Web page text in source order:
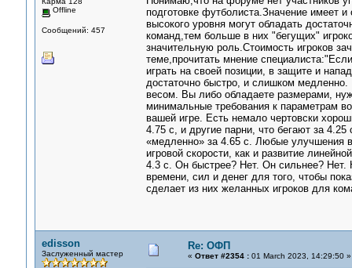
Offline
Сообщений: 457
подготовке футболиста.Значение имеет
высокого уровня могут обладать
команд,тем больше в них "бегущих"
значительную роль.Стоимость игроков
теме,прочитать мнение
играть на своей позиции, в защите и
достаточно быстро, и слишком
весом. Вы либо обладаете размерами,
минимальные требования к параметрам
вашей игре. Есть немало чертовски
4.75 с, и другие парни, что бегают за
«медленно» за 4.65 с. Любые улучшения
игровой скорости, как и развитие
4.3 с. Он быстрее? Нет. Он сильнее? Нет.
времени, сил и денег для того, чтобы
сделает из них желанных игроков для
edisson
Заслуженный мастер
Re: ОФП
« Ответ #2354 :01 March 2023, 14:29:50 »